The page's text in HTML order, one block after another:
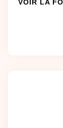
VOIR LA